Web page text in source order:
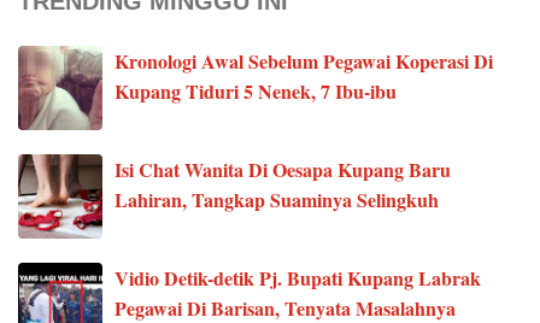
Kronologi Awal Sebelum Pegawai Koperasi Di
Kupang Tiduri 5 Nenek, 7 Ibu-ibu
Isi Chat Wanita Di Oesapa Kupang Baru
Lahiran, Tangkap Suaminya Selingkuh
Vidio Detik-detik Pj. Bupati Kupang Labrak
Pegawai Di Barisan, Tenyata Masalahnya